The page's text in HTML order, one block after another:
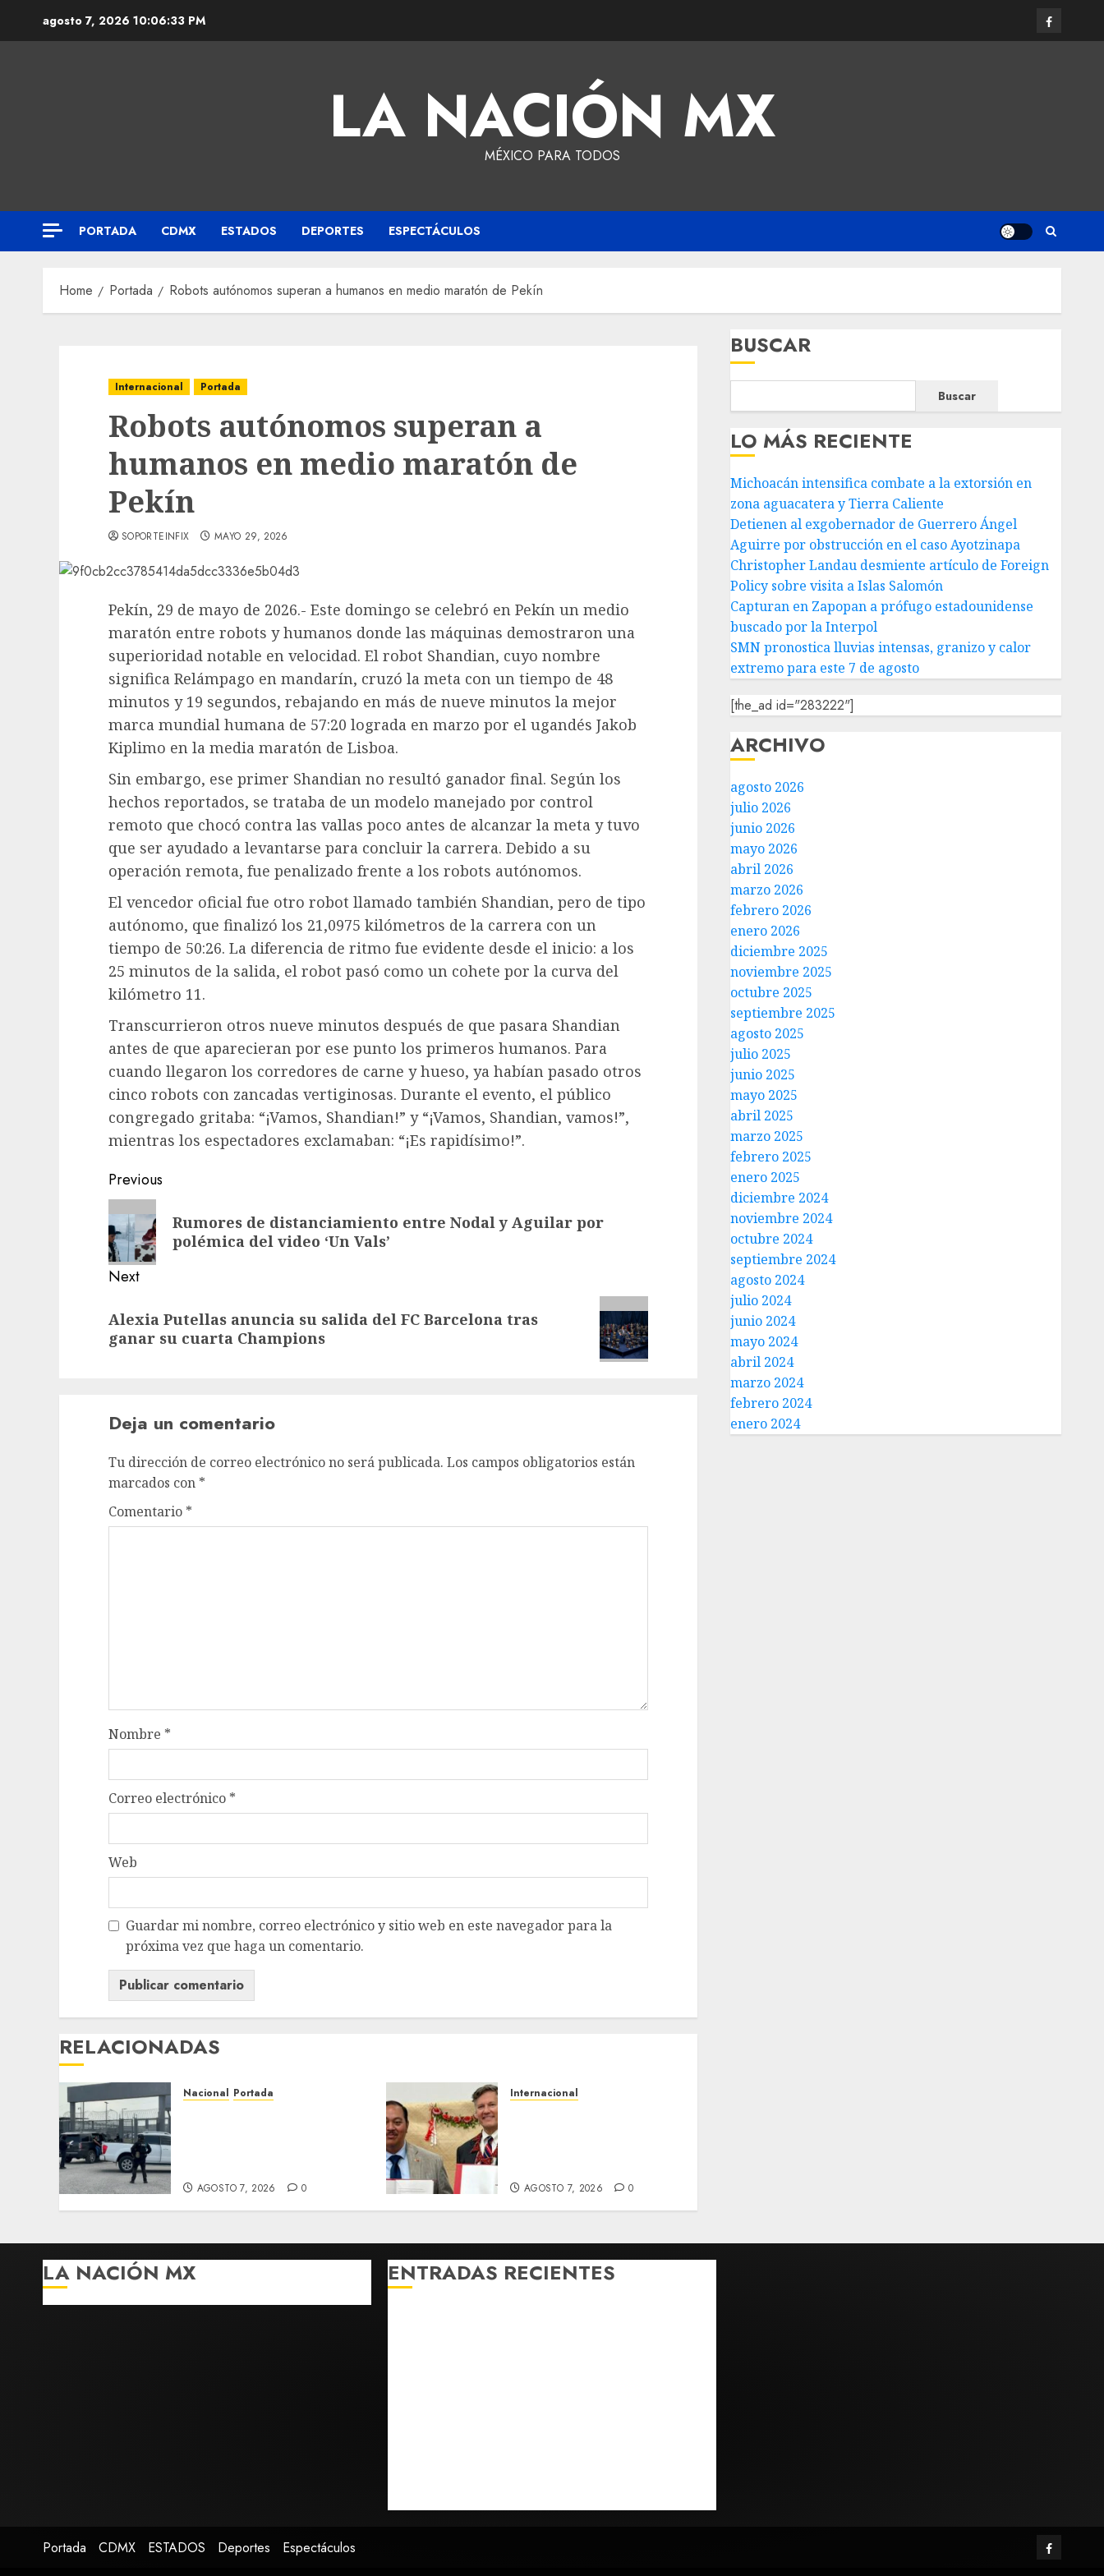
agosto 7, 2026 10:06:34 PM
LA NACIÓN MX
MÉXICO PARA TODOS
PORTADA CDMX ESTADOS DEPORTES ESPECTÁCULOS
Home Portada Robots autónomos superan a humanos en medio maratón de Pekín
Internacional Portada
Robots autónomos superan a
humanos en medio maratón de
Pekín
SOPORTEINFIX MAYO 29, 2026
Pekín, 29 de mayo de 2026.- Este domingo se celebró en Pekín un medio
maratón entre robots y humanos donde las máquinas demostraron una
superioridad notable en velocidad. El robot Shandian, cuyo nombre
significa Relámpago en mandarín, cruzó la meta con un tiempo de 48
minutos y 19 segundos, rebajando en más de nueve minutos la mejor
marca mundial humana de 57:20 lograda en marzo por el ugandés Jakob
Kiplimo en la media maratón de Lisboa.
Sin embargo, ese primer Shandian no resultó ganador final. Según los
hechos reportados, se trataba de un modelo manejado por control
remoto que chocó contra las vallas poco antes de alcanzar la meta y tuvo
que ser ayudado a levantarse para concluir la carrera. Debido a su
operación remota, fue penalizado frente a los robots autónomos.
El vencedor oficial fue otro robot llamado también Shandian, pero de tipo
autónomo, que finalizó los 21,0975 kilómetros de la carrera con un
tiempo de 50:26. La diferencia de ritmo fue evidente desde el inicio: a los
25 minutos de la salida, el robot pasó como un cohete por la curva del
kilómetro 11.
Transcurrieron otros nueve minutos después de que pasara Shandian
antes de que aparecieran por ese punto los primeros humanos. Para
cuando llegaron los corredores de carne y hueso, ya habían pasado otros
cinco robots con zancadas vertiginosas. Durante el evento, el público
congregado gritaba: “¡Vamos, Shandian!” y “¡Vamos, Shandian, vamos!”,
mientras los espectadores exclamaban: “¡Es rapidísimo!”.
Previous
Rumores de distanciamiento entre Nodal y Aguilar por
polémica del video ‘Un Vals’
Next
Alexia Putellas anuncia su salida del FC Barcelona tras
ganar su cuarta Champions
Deja un comentario
Tu dirección de correo electrónico no será publicada. Los campos obligatorios están
marcados con *
Comentario *
Nombre *
Correo electrónico *
Web
Guardar mi nombre, correo electrónico y sitio web en este navegador para la
próxima vez que haga un comentario.
RELACIONADAS
Nacional Portada
AGOSTO 7, 2026 0
Internacional
AGOSTO 7, 2026 0
BUSCAR
Buscar
LO MÁS RECIENTE
Michoacán intensifica combate a la extorsión en
zona aguacatera y Tierra Caliente
Detienen al exgobernador de Guerrero Ángel
Aguirre por obstrucción en el caso Ayotzinapa
Christopher Landau desmiente artículo de Foreign
Policy sobre visita a Islas Salomón
Capturan en Zapopan a prófugo estadounidense
buscado por la Interpol
SMN pronostica lluvias intensas, granizo y calor
extremo para este 7 de agosto
[the_ad id="283222"]
ARCHIVO
agosto 2026
julio 2026
junio 2026
mayo 2026
abril 2026
marzo 2026
febrero 2026
enero 2026
diciembre 2025
noviembre 2025
octubre 2025
septiembre 2025
agosto 2025
julio 2025
junio 2025
mayo 2025
abril 2025
marzo 2025
febrero 2025
enero 2025
diciembre 2024
noviembre 2024
octubre 2024
septiembre 2024
agosto 2024
julio 2024
junio 2024
mayo 2024
abril 2024
marzo 2024
febrero 2024
enero 2024
LA NACIÓN MX ENTRADAS RECIENTES
Portada CDMX ESTADOS Deportes Espectáculos